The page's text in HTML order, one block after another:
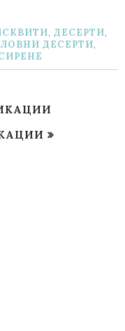
, ДЕСЕРТИ,
ДЕСЕРТИ,